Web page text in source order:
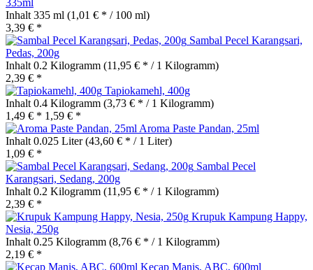
Inhalt 335 ml (1,01 € * / 100 ml)
3,39 € *
Sambal Pecel Karangsari,
Pedas, 200g
Inhalt 0.2 Kilogramm (11,95 € * / 1 Kilogramm)
2,39 € *
Tapiokamehl, 400g
Inhalt 0.4 Kilogramm (3,73 € * / 1 Kilogramm)
1,49 € * 1,59 € *
Aroma Paste Pandan, 25ml
Inhalt 0.025 Liter(43,60 € * / 1 Liter)
1,09 € *
Sambal Pecel
Karangsari, Sedang, 200g
Inhalt 0.2 Kilogramm (11,95 € * / 1 Kilogramm)
2,39 € *
Krupuk Kampung Happy,
Nesia, 250g
Inhalt 0.25 Kilogramm (8,76 € * / 1 Kilogramm)
2,19 € *
Kecap Manis, ABC, 600ml